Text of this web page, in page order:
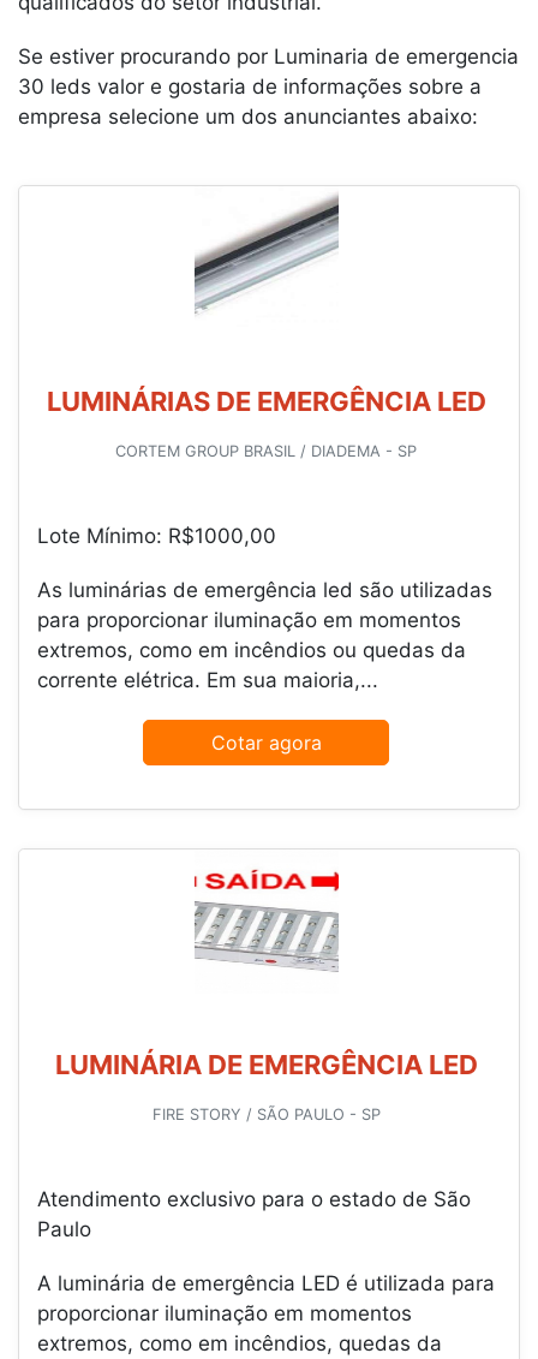
Se estiver procurando por Luminaria de emergencia
30 leds valor e gostaria de informações sobre a
empresa selecione um dos anunciantes abaixo:
LUMINÁRIAS DE EMERGÊNCIA LED
CORTEM GROUP BRASIL / DIADEMA - SP
Lote Mínimo: R$1000,00
As luminárias de emergência led são utilizadas
para proporcionar iluminação em momentos
extremos, como em incêndios ou quedas da
corrente elétrica. Em sua maioria,...
Cotar agora
LUMINÁRIA DE EMERGÊNCIA LED
FIRE STORY / SÃO PAULO - SP
Atendimento exclusivo para o estado de São
Paulo
A luminária de emergência LED é utilizada para
proporcionar iluminação em momentos
extremos, como em incêndios, quedas da